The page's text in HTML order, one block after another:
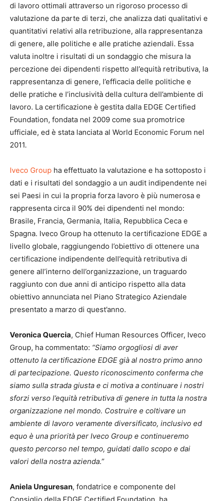
di lavoro ottimali attraverso un rigoroso processo di
valutazione da parte di terzi, che analizza dati qualitativi e
quantitativi relativi alla retribuzione, alla rappresentanza
di genere, alle politiche e alle pratiche aziendali. Essa
valuta inoltre i risultati di un sondaggio che misura la
percezione dei dipendenti rispetto all’equità retributiva, la
rappresentanza di genere, l’efficacia delle politiche e
delle pratiche e l’inclusività della cultura dell’ambiente di
lavoro. La certificazione è gestita dalla EDGE Certified
Foundation, fondata nel 2009 come sua promotrice
ufficiale, ed è stata lanciata al World Economic Forum nel
2011.
Iveco Group ha effettuato la valutazione e ha sottoposto i
dati e i risultati del sondaggio a un audit indipendente nei
sei Paesi in cui la propria forza lavoro è più numerosa e
rappresenta circa il 90% dei dipendenti nel mondo:
Brasile, Francia, Germania, Italia, Repubblica Ceca e
Spagna. Iveco Group ha ottenuto la certificazione EDGE a
livello globale, raggiungendo l’obiettivo di ottenere una
certificazione indipendente dell’equità retributiva di
genere all’interno dell’organizzazione, un traguardo
raggiunto con due anni di anticipo rispetto alla data
obiettivo annunciata nel Piano Strategico Aziendale
presentato a marzo di quest’anno.
Veronica Quercia, Chief Human Resources Officer, Iveco
Group, ha commentato: “Siamo orgogliosi di aver
ottenuto la certificazione EDGE già al nostro primo anno
di partecipazione. Questo riconoscimento conferma che
siamo sulla strada giusta e ci motiva a continuare i nostri
sforzi verso l’equità retributiva di genere in tutta la nostra
organizzazione nel mondo. Costruire e coltivare un
ambiente di lavoro veramente diversificato, inclusivo ed
equo è una priorità per Iveco Group e continueremo
questo percorso nel tempo, guidati dallo scopo e dai
valori della nostra azienda.”
Aniela Unguresan, fondatrice e componente del